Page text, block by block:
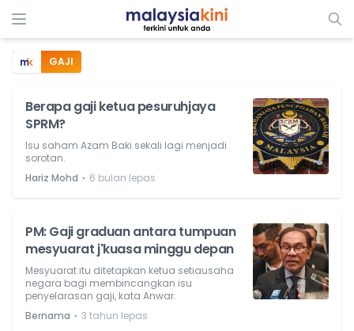
GAJI
Berapa gaji ketua pesuruhjaya
SPRM?
Isu saham Azam Baki sekali lagi menjadi
sorotan.
Hariz Mohd ⋅ 6 bulan lepas
PM: Gaji graduan antara tumpuan
mesyuarat j'kuasa minggu depan
Mesyuarat itu ditetapkan ketua setiausaha
negara bagi membincangkan isu
penyelarasan gaji, kata Anwar.
Bernama ⋅ 3 tahun lepas